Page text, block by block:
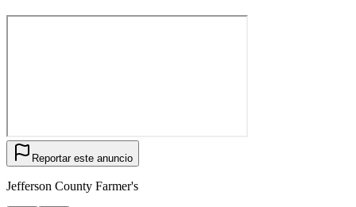
Reportar este anuncio
Jefferson County Farmer's